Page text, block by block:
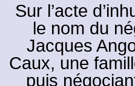
Sur l’acte
le nom du
Jacques
Caux, une
puis